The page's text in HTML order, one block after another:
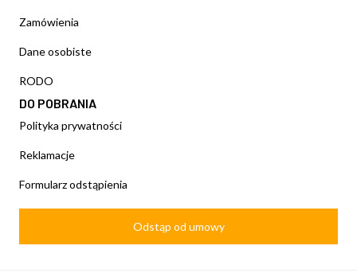
Zamówienia
Dane osobiste
RODO
DO POBRANIA
Polityka prywatności
Reklamacje
Formularz odstąpienia
Odstąp od umowy